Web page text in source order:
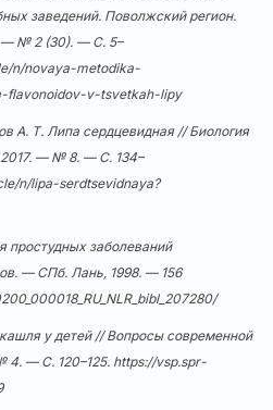
заведений. Поволжский регион.
— № 2 (30). — С. 5–
n/novaya-metodika-
flavonoidov-v-tsvetkah-lipy
А. Т. Липа сердцевидная // Биология
2017. — № 8. — С. 134–
n/lipa-serdtsevidnaya?
простудных заболеваний
— СПб. Лань, 1998. — 156
у детей // Вопросы современной
4. — С. 120–125. https://vsp.spr-